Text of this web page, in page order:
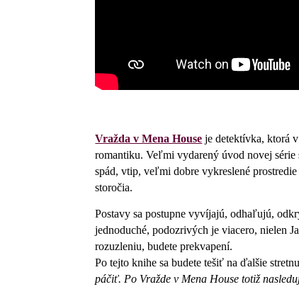
Vražda v Mena House je detektívka, ktorá
romantiku. Veľmi vydarený úvod novej série
spád, vtip, veľmi dobre vykreslené
storočia.
Postavy sa postupne vyvíjajú, odhaľujú,
jednoduché, podozrivých je viacero, nielen
rozuzleniu, budete prekvapení.
Po tejto knihe sa budete tešiť na ďalšie
páčiť. Po Vražde v Mena House totiž